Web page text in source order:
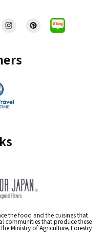
the food and the cuisines that
communities that produce these
Ministry of Agriculture, Forestry